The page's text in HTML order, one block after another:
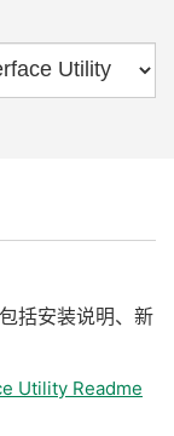
包括安装说明、 新
Utility Readme